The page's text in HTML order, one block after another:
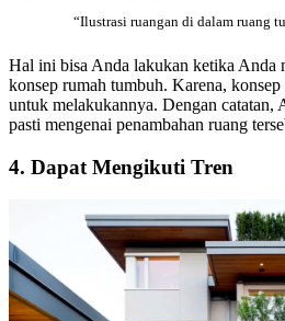
“Ilustrasi ruangan di dalam ruang
Hal ini bisa Anda lakukan ketika Anda
konsep rumah tumbuh. Karena,
untuk melakukannya. Dengan catatan,
pasti mengenai penambahan ruang
4. Dapat Mengikuti Tren